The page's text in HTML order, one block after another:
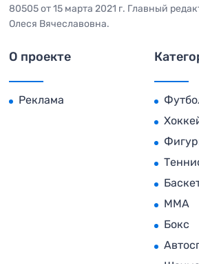
80505 от 15 марта 2021 г. Главный
Олеся Вячеславовна.
О проекте
Реклама
MMA
Бокс